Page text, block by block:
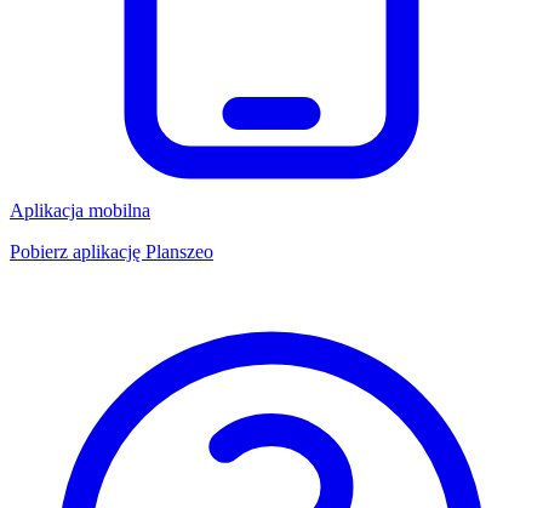
Aplikacja mobilna
Pobierz aplikację Planszeo